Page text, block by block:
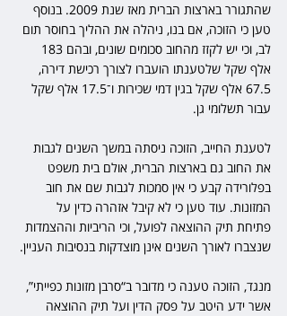
שהתגורר בארצות הברית מאז שנת 2009. בנוסף
טען כי הזוכה, אם בנו, ניהלה את ההליך בחוסר תום
אלף שקל שלטענתו הועברו לצורך רכישת דירה,
67.5 אלף שקל בגין דמי שכירות ו־17.5 אלף שקל
עבור תשלומי גן.
לטענת החייב, הזוכה ניסתה במשך השנים לגבות
את החוב גם בארצות הברית, אולם בית משפט
בפלורידה קבע כי אין סמכות לגבות שם את חוב
המזונות. עוד טען כי לא קיבל אזהרה כדין על
פתיחת תיק ההוצאה לפועל, וכי הריביות וההצמדות
שנצברו לאורך השנים אינן מוצדקות בנסיבות העניין.
מנגד, הזוכה טענה כי מדובר ב“סרבן מזונות כפייתי”,
אשר ידע היטב על פסק הדין ועל תיק ההוצאה